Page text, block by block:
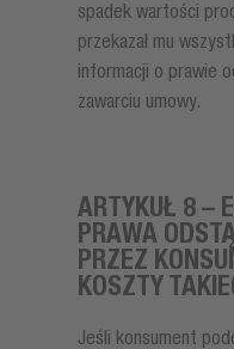
spadek wartości
przekazał mu
informacji o prawie
zawarciu umowy.
ARTYKUŁ 8 –
PRAWA
PRZEZ
KOSZTY
Jeśli konsument